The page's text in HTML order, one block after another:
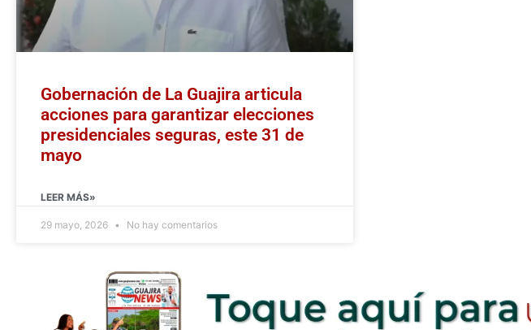
Gobernación de La Guajira articula
acciones para garantizar elecciones
presidenciales seguras, este 31 de
mayo
LEER MÁS»
29 mayo, 2026 No hay comentarios